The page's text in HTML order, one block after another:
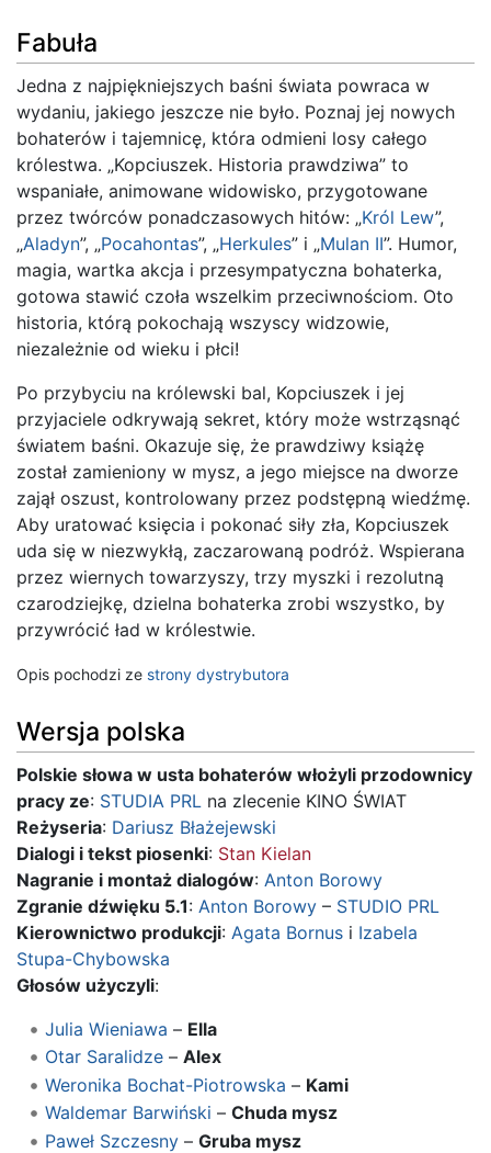
Fabuła
Jedna z najpiękniejszych baśni świata powraca w
wydaniu, jakiego jeszcze nie było. Poznaj jej nowych
bohaterów i tajemnicę, która odmieni losy całego
królestwa. „Kopciuszek. Historia prawdziwa” to
wspaniałe, animowane widowisko, przygotowane
przez twórców ponadczasowych hitów: „Król Lew”,
„Aladyn”, „Pocahontas”, „Herkules” i „Mulan II”. Humor,
magia, wartka akcja i przesympatyczna bohaterka,
gotowa stawić czoła wszelkim przeciwnościom. Oto
historia, którą pokochają wszyscy widzowie,
niezależnie od wieku i płci!
Po przybyciu na królewski bal, Kopciuszek i jej
przyjaciele odkrywają sekret, który może wstrząsnąć
światem baśni. Okazuje się, że prawdziwy książę
został zamieniony w mysz, a jego miejsce na dworze
zajął oszust, kontrolowany przez podstępną wiedźmę.
Aby uratować księcia i pokonać siły zła, Kopciuszek
uda się w niezwykłą, zaczarowaną podróż. Wspierana
przez wiernych towarzyszy, trzy myszki i rezolutną
czarodziejkę, dzielna bohaterka zrobi wszystko, by
przywrócić ład w królestwie.
Opis pochodzi ze strony dystrybutora
Wersja polska
Polskie słowa w usta bohaterów włożyli przodownicy
pracy ze: STUDIA PRL na zlecenie KINO ŚWIAT
Reżyseria: Dariusz Błażejewski
Dialogi i tekst piosenki: Stan Kielan
Nagranie i montaż dialogów: Anton Borowy
Zgranie dźwięku 5.1: Anton Borowy – STUDIO PRL
Kierownictwo produkcji: Agata Bornus i Izabela
Stupa-Chybowska
Głosów użyczyli:
Julia Wieniawa – Ella
Otar Saralidze– Alex
Weronika Bochat-Piotrowska – Kami
Waldemar Barwiński – Chuda mysz
Paweł Szczesny– Gruba mysz